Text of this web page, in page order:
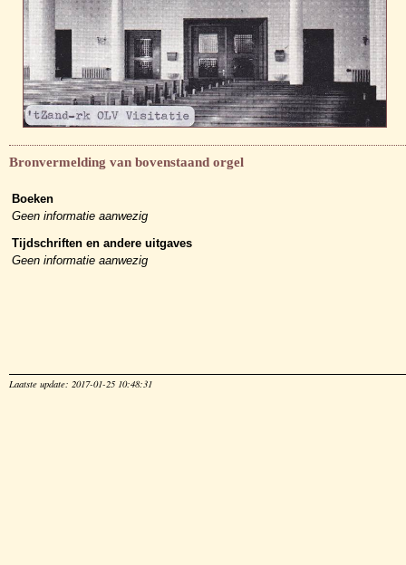
Bronvermelding van bovenstaand orgel
Boeken
Geen informatie aanwezig
Tijdschriften en andere uitgaves
Geen informatie aanwezig
Laatste update: 2017-01-25 10:48:31